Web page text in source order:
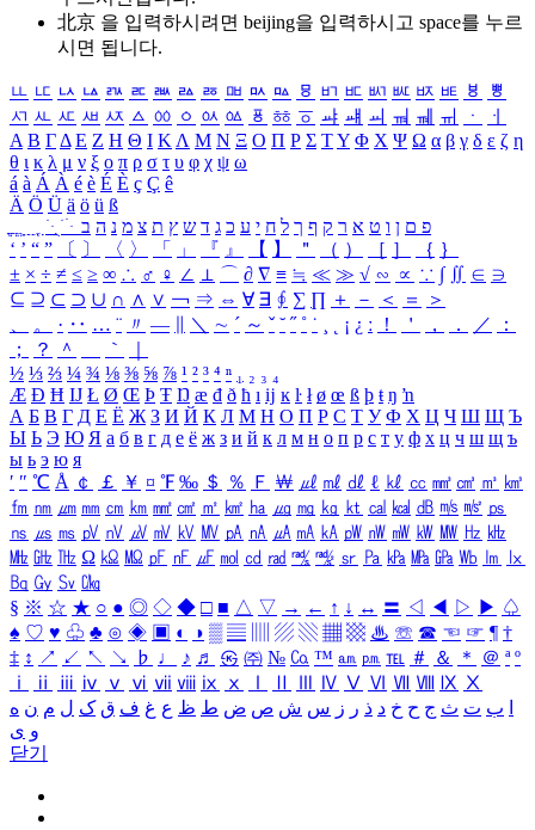
北京 을 입력하시려면 beijing을 입력하시고 space를 누르
시면 됩니다.
ㅥ ㅦ ㅧ ㅨ ㅩ ㅪ ㅫ ㅬ ㅭ ㅮ ㅯ ㅰ ㅱ ㅲ ㅳ ㅴ ㅵ ㅶ ㅷ ㅸ
ㅹ
ㅺ ㅻ ㅼ ㅽ ㅾ ㅿ ㆀ ㆁ ㆂ ㆃ ㆄ ㆅ ㆆ ㆇ ㆈ ㆉ ㆊ ㆋ ㆌ ㆍ
ㆎ
Α Β ΓΔ Ε Ζ Η Θ Ι ΚΛ Μ Ν Ξ Ο Π Ρ Σ ΤΥ Φ Χ Ψ Ω α β γ δ ε ζ η
θ ι κ λ μ ν ξ ο π ρ σ τ υ φ χ ψ ω
á à Á À é è É È ç Ç ê
Ä Ö Ü ä ö ü ß
ִֶֹ ֻּ ׁׂ פ ם ן ו ט א ר ק ף ך ל ח י ע כ ג ד ש ץ ת צ מ נ ה ב
‘ ’ “ ” 〔 〕 〈 〉 「 」 『 』 【 】 ＂ （ ） ［ ］ ｛ ｝
± × ÷ ≠ ≤ ≥ ∞ ∴ ♂ ♀ ∠ ⊥ ⌒ ∂ ∇ ≡ ≒ ≪ ≫ √ ∽ ∝ ∵ ∫ ∬ ∈ ∋
⊆ ⊇ ⊂ ⊃ ∪ ∩ ∧ ∨ ￢ ⇒ ⇔ ∀ ∃ ∮ ∑ ∏ ＋ － ＜ ＝
＞
、
。 · ‥ … ¨ 〃 ― ＼ ∼ ´ ～ ˇ ˘ ˝ ˚ ˙ ¸ ¡ ¿ ː ！ ＇ ， ． ／
：
；
？ ＾ ｀
½ ⅓ ⅔ ¼ ¾ ⅛ ⅜ ⅝ ⅞ ¹ ² ³ ⁴ ⁿ ₁ ₂ ₃ ₄
Æ Ð Ħ Ĳ Ł Ø Œ Þ Ŧ Ŋ æ đ ð ħ ı ĳ ĸ ŀ ł ø œ ß þ ŧ ŋ ŉ
А Б В Г Д Е Ё Ж З И Й К Л М Н О П Р С Т У Ф Х Ц Ч Ш Щ Ъ
Ы Ь Э Ю Я а б в г д е ё ж з и й к л м н о п р с т у ф х ц ч ш щ ъ
ы ь э ю я
′ ″ ℃ Å ￠ ￡ ￥ ¤ ℉ ‰ ＄ ％ Ｆ ￦ ㎕ ㎖ ㎗ ℓ ㎘ ㏄ ㎣ ㎤ ㎥ ㎦
㎙ ㎚ ㎛ ㎜ ㎝ ㎞ ㎟ ㎠ ㎡ ㎢ ㏊ ㎍ ㎎ ㎏ ㏏ ㎈ ㎉ ㏈ ㎧ ㎨ ㎰
㎱ ㎲ ㎳ ㎴ ㎵ ㎶ ㎷ ㎸ ㎹ ㎀ ㎁ ㎂ ㎃ ㎄ ㎺ ㎻ ㎽ ㎾ ㎿ ㎐ ㎑
㎒ ㎓ ㎔ Ω ㏀ ㏁ ㎊ ㎋ ㎌ ㏖ ㏅ ㎭ ㎮ ㎯ ㏛ ㎩ ㎪ ㎫ ㎬ ㏝ ㏐
㏓
㏃ ㏉ ㏜ ㏆
§ ※ ☆ ★ ○ ● ◎ ◇ ◆ □ ■ △ ▽ → ← ↑ ↓ ↔ 〓 ◁ ◀ ▷ ▶ ♤
♠ ♡ ♥ ♧ ♣ ⊙ ◈ ▣ ◐ ◑ ▒ ▤ ▨ ▧ ▦ ▩ ♨ ☏ ☎ ☜ ☞ ¶ †
‡ ↕ ↗ ↙ ↖ ↘ ♭ ♩ ♪ ♬ ㉿ ㈜ № ㏇ ™ ㏂ ㏘ ℡ ＃ ＆ ＊ ＠ ª º
ⅰ
ⅱ ⅲ ⅳ ⅴ ⅵ ⅶ ⅷ ⅸ ⅹ Ⅳ Ⅴ Ⅵ Ⅶ Ⅷ Ⅸ Ⅹ
ب ت ث ج ح خ د ذ ر ز س ش ص ض ط ظ ع غ ف ق ک ل م ن ه
و ی
닫기